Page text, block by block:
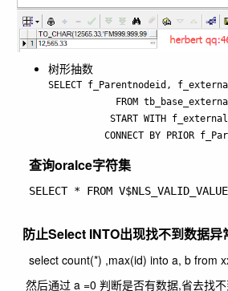
树形抽数
SELECT f_Parentnodeid,
FROM
START WITH
CONNECT BY PRIOR
查询oralce字符集
SELECT * FROM
防止Select INTO出现找不到数据异
select count(*) ,max(id) into a, b from
然后通过 a =0 判断是否有数据,省去找